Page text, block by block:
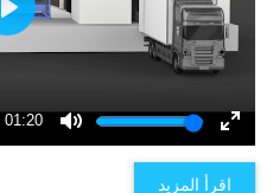
01:20
Mute
Enter
Play
اقرأ المزيد